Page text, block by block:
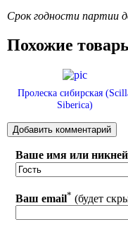
Срок годности партии
Похожие
Пролеска сибирская
Siberica)
Ваше имя или
Ваш email* (будет